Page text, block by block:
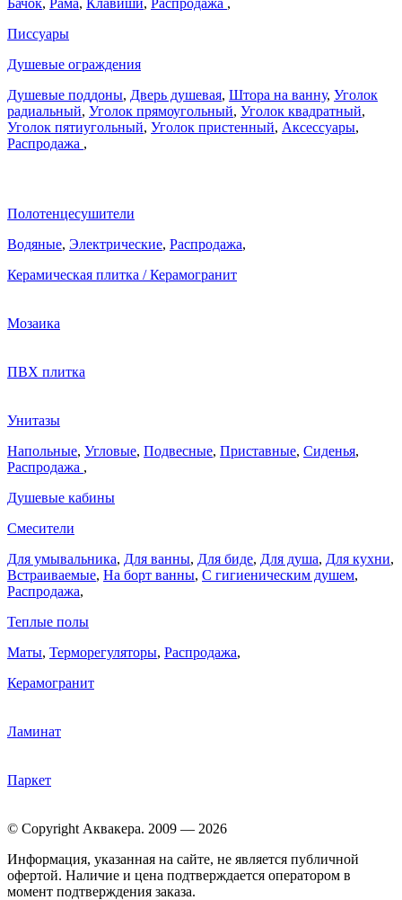
Писсуары
Душевые ограждения
Душевые поддоны, Дверь душевая, Штора на ванну, Уголок
радиальный, Уголок прямоугольный, Уголок квадратный,
Уголок пятиугольный, Уголок пристенный, Аксессуары,
Распродажа ,
Полотенцесушители
Водяные, Электрические, Распродажа,
Керамическая плитка / Керамогранит
Мозаика
ПВХ плитка
Унитазы
Напольные, Угловые, Подвесные, Приставные, Сиденья,
Распродажа ,
Душевые кабины
Смесители
Для умывальника, Для ванны, Для биде, Для душа, Для кухни,
Встраиваемые, На борт ванны, C гигиеническим душем,
Распродажа,
Теплые полы
Маты, Терморегуляторы, Распродажа,
Керамогранит
Ламинат
Паркет
© Copyright Аквакера. 2009 — 2026
Информация, указанная на сайте, не является публичной
офертой. Наличие и цена подтверждается оператором в
момент подтверждения заказа.